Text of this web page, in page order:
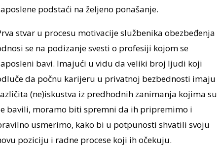
podstaći na željeno ponašanje.
stvar u procesu motivacije službenika obezbeđenja
se na podizanje svesti o profesiji kojom se
bavi. Imajući u vidu da veliki broj ljudi koji
da počnu karijeru u privatnoj bezbednosti imaju
(ne)iskustva iz predhodnih zanimanja kojima su
bavili, moramo biti spremni da ih pripremimo i
usmerimo, kako bi u potpunosti shvatili svoju
poziciju i radne procese koji ih očekuju.